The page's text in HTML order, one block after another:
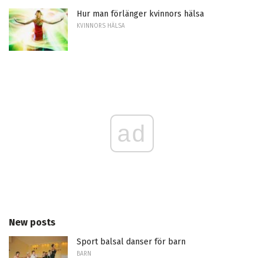
Hur man förlänger kvinnors hälsa
KVINNORS HÄLSA
ad
New posts
Sport balsal danser för barn
BARN